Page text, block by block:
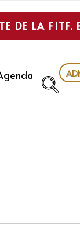
DE LA